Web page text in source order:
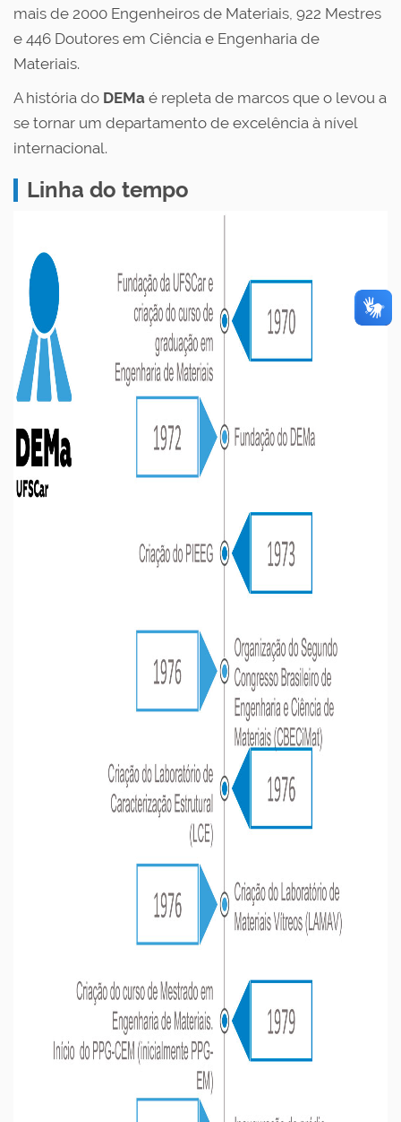
mais de 2000 Engenheiros de Materiais, 922 Mestres
e 446 Doutores em Ciência e Engenharia de
Materiais.
A história do DEMa é repleta de marcos que o levou a
se tornar um departamento de excelência à nível
internacional.
Linha do tempo